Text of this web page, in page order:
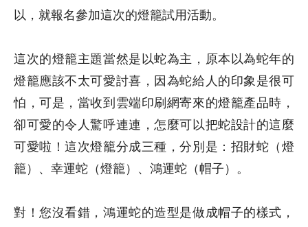
以，就報名參加這次的燈籠試用活動。
這次的燈籠主題當然是以蛇為主，原本以為蛇年的
燈籠應該不太可愛討喜，因為蛇給人的印象是很可
怕，可是，當收到雲端印刷網寄來的燈籠產品時，
卻可愛的令人驚呼連連，怎麼可以把蛇設計的這麼
可愛啦！這次燈籠分成三種，分別是：招財蛇（燈
籠）、幸運蛇（燈籠）、鴻運蛇（帽子）。
對！您沒看錯，鴻運蛇的造型是做成帽子的樣式，